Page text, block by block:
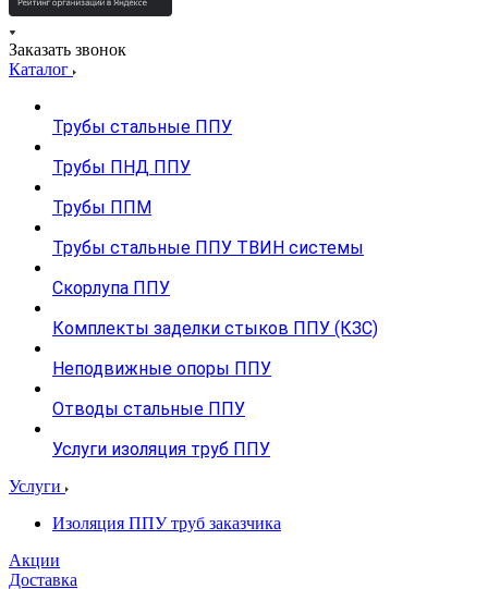
Заказать звонок
Каталог
Трубы стальные ППУ
Трубы ПНД ППУ
Трубы ППМ
Трубы стальные ППУ ТВИН системы
Скорлупа ППУ
Комплекты заделки стыков ППУ (КЗС)
Неподвижные опоры ППУ
Отводы стальные ППУ
Услуги изоляция труб ППУ
Услуги
Изоляция ППУ труб заказчика
Акции
Доставка